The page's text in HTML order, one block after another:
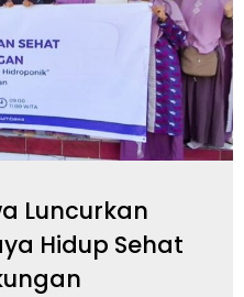
Luncurkan
Hidup Sehat